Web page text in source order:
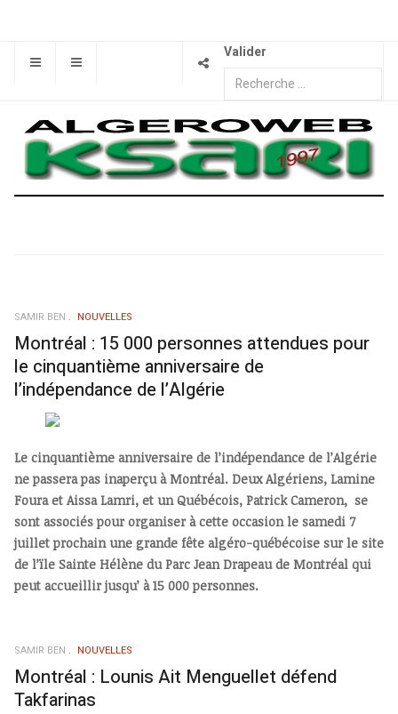
Valider
SAMIR BEN NOUVELLES
Montréal : 15 000 personnes attendues pour
le cinquantième anniversaire de
l’indépendance de l’Algérie
Le cinquantième anniversaire de l’indépendance de l’Algérie
ne passera pas inaperçu à Montréal. Deux Algériens, Lamine
Foura et Aissa Lamri, et un Québécois, Patrick Cameron, se
sont associés pour organiser à cette occasion le samedi 7
juillet prochain une grande fête algéro-québécoise sur le site
de l’ïle Sainte Hélène du Parc Jean Drapeau de Montréal qui
peut accueillir jusqu’ à 15 000 personnes.
SAMIR BEN NOUVELLES
Montréal : Lounis Ait Menguellet défend
Takfarinas